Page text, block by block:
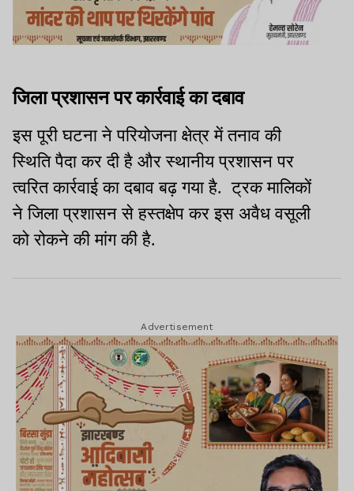
जिला प्रशासन पर कार्रवाई का दबाव
इस पूरी घटना ने परियोजना क्षेत्र में तनाव की
स्थिति पैदा कर दी है और स्थानीय प्रशासन पर
त्वरित कार्रवाई का दबाव बढ़ गया है. ट्रक मालिकों
ने जिला प्रशासन से हस्तक्षेप कर इस अवैध वसूली
को रोकने की मांग की है.
Advertisement